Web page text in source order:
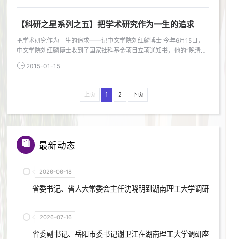
【科研之星系列之五】把学术研究作为一生的追求
把学术研究作为一生的追求——记中文学院刘红麟博士 今年6月15日，
中文学院刘红麟博士收到了国家社科基金项目立项通知书，他的“晚清士
文化与词学蜕变”获得了国家社科基金项目立项。
2015-01-15
上页 1 2 下页
最新动态
2026-06-18
省委书记、省人大常委会主任沈晓明到湖南理工大学调研
2026-07-16
省委副书记、岳阳市委书记谢卫江在湖南理工大学调研座